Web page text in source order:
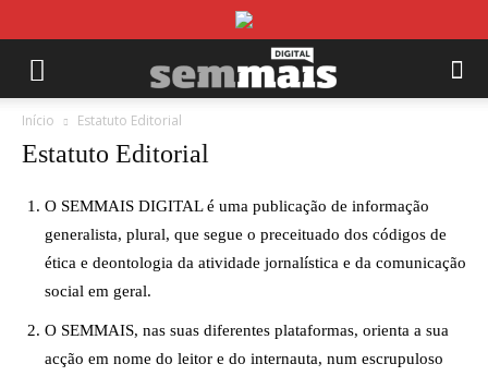
Início Estatuto Editorial
Estatuto Editorial
O SEMMAIS DIGITAL é uma publicação de informação
generalista, plural, que segue o preceituado dos códigos de
ética e deontologia da atividade jornalística e da comunicação
social em geral.
O SEMMAIS, nas suas diferentes plataformas, orienta a sua
acção em nome do leitor e do internauta, num escrupuloso